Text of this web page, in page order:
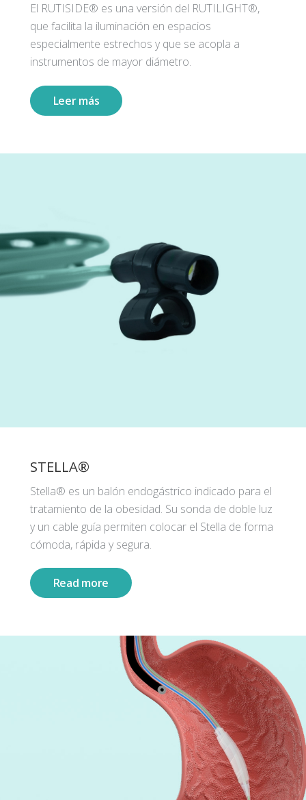
El RUTISIDE® es una versión del RUTILIGHT®,
que facilita la iluminación en espacios
especialmente estrechos y que se acopla a
instrumentos de mayor diámetro.
Leer más
STELLA®
Stella® es un balón endogástrico indicado para el
tratamiento de la obesidad. Su sonda de doble luz
y un cable guía permiten colocar el Stella de forma
cómoda, rápida y segura.
Read more